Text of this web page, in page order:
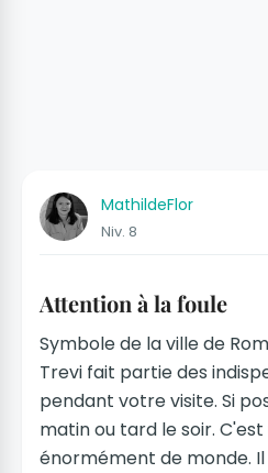
MathildeFlor
Niv. 8
Attention à la foule
Symbole de la ville de
Trevi fait partie des
pendant votre visite. Si
matin ou tard le soir.
énormément de monde.